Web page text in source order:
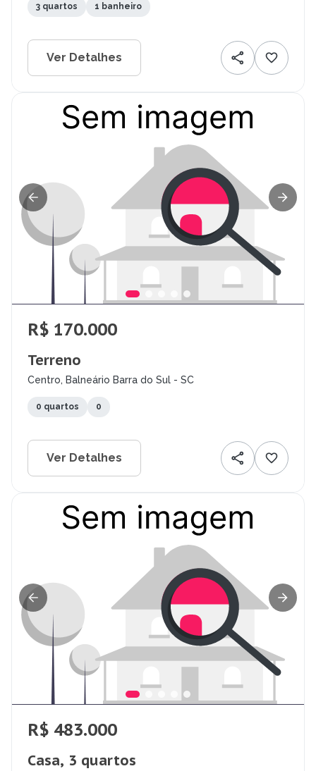
3 quartos 1 banheiro
Ver Detalhes
R$ 170.000
Terreno
Centro, Balneário Barra do Sul - SC
0 quartos 0
Ver Detalhes
R$ 483.000
Casa, 3 quartos